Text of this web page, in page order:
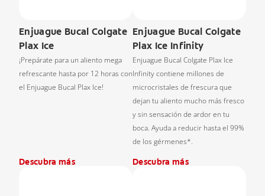
Enjuague Bucal Colgate
Plax Ice
¡Prepárate para un aliento mega
refrescante hasta por 12 horas con
el Enjuague Bucal Plax Ice!
Descubra más
Enjuague Bucal Colgate
Plax Ice Infinity
Enjuague Bucal Colgate Plax Ice
Infinity contiene millones de
microcristales de frescura que
dejan tu aliento mucho más fresco
y sin sensación de ardor en tu
boca. Ayuda a reducir hasta el 99%
de los gérmenes*.
Descubra más